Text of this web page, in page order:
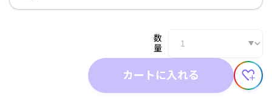
数
量
カートに入れる